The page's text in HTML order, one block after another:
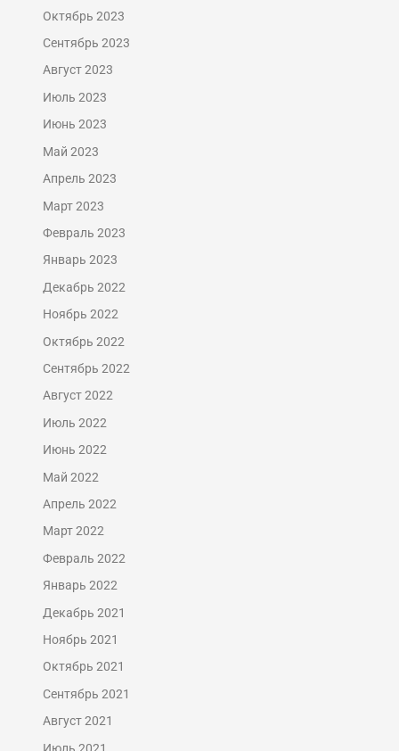
Октябрь 2023
Сентябрь 2023
Август 2023
Июль 2023
Июнь 2023
Май 2023
Апрель 2023
Март 2023
Февраль 2023
Январь 2023
Декабрь 2022
Ноябрь 2022
Октябрь 2022
Сентябрь 2022
Август 2022
Июль 2022
Июнь 2022
Май 2022
Апрель 2022
Март 2022
Февраль 2022
Январь 2022
Декабрь 2021
Ноябрь 2021
Октябрь 2021
Сентябрь 2021
Август 2021
Июль 2021